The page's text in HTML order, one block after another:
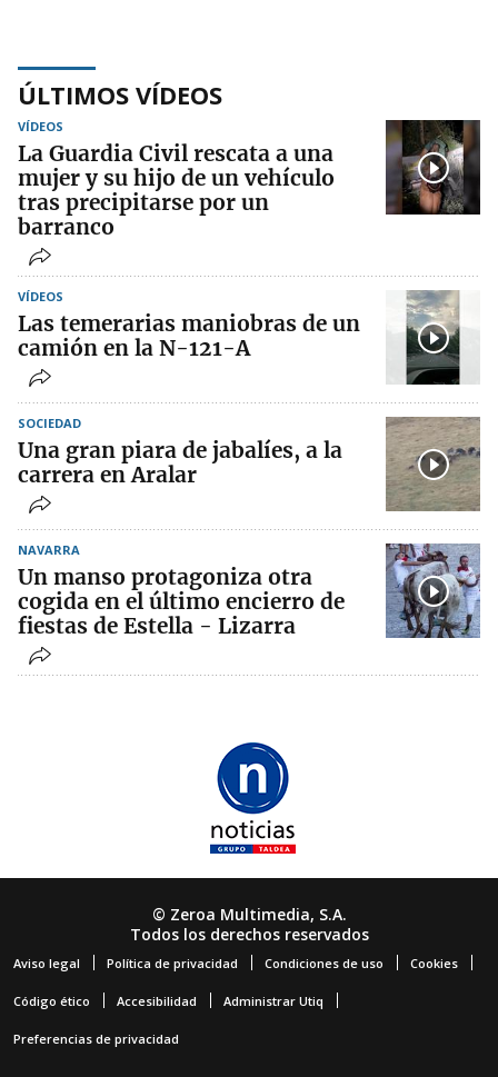
ÚLTIMOS VÍDEOS
VÍDEOS
La Guardia Civil rescata a una
mujer y su hijo de un vehículo
tras precipitarse por un
barranco
VÍDEOS
Las temerarias maniobras de un
camión en la N-121-A
SOCIEDAD
Una gran piara de jabalíes, a la
carrera en Aralar
NAVARRA
Un manso protagoniza otra
cogida en el último encierro de
fiestas de Estella - Lizarra
© Zeroa Multimedia, S.A.
Todos los derechos reservados
Aviso legal Política de privacidad Condiciones de uso Cookies
Código ético Accesibilidad Administrar Utiq
Preferencias de privacidad